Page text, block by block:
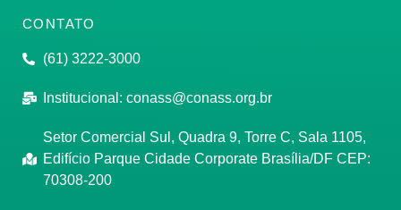
CONTATO
(61) 3222-3000
Institucional: conass@conass.org.br
Setor Comercial Sul, Quadra 9, Torre C, Sala 1105,
Edifício Parque Cidade Corporate Brasília/DF CEP:
70308-200